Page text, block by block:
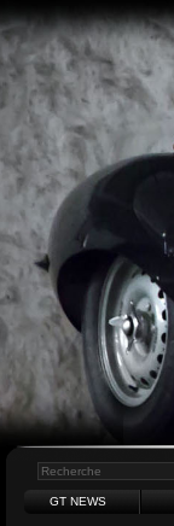
GT NEWS